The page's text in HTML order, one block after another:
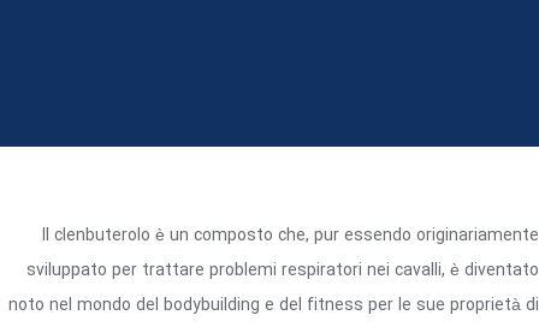
Il clenbuterolo è un composto che, pur essendo originariamente
sviluppato per trattare problemi respiratori nei cavalli, è diventato
noto nel mondo del bodybuilding e del fitness per le sue proprietà di